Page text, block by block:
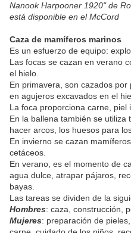
Nanook Harpooner 1920" de
está disponible en el McCord
Caza de mamíferos marinos
Es un esfuerzo de equipo:
Las focas se cazan en verano
el hielo.
En primavera, son cazados
en agujeros excavados en el
La foca proporciona carne, piel
En la ballena también se utiliza
hacer arcos, los huesos para
En invierno se cazan
cetáceos.
En verano, es el momento de
agua dulce, atrapar pájaros,
bayas.
Las tareas se dividen de la
Hombres: caza, construcción,
Mujeres: preparación de